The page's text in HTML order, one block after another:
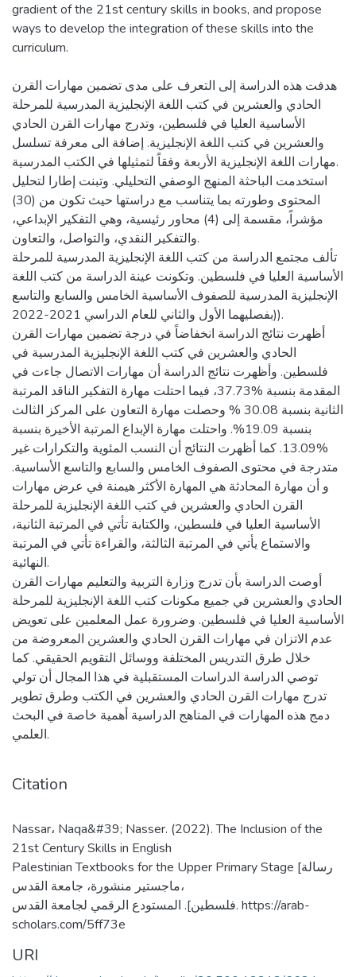
gradient of the 21st century skills in books, and propose
ways to develop the integration of these skills into the
curriculum.
هدفت هذه الدراسة إلى التعرف على مدى تضمين مهارات القرن
الحادي والعشرين في كتب اللغة الإنجليزية المدرسية للمرحلة
الأساسية العليا في فلسطين، وتدرج مهارات القرن الحادي
والعشرين في كتب اللغة الإنجليزية. إضافة الى معرفة تسلسل
مهارات اللغة الإنجليزية الأربعة وفقاً لتمثيلها في الكتب المدرسية.
استخدمت الباحثة المنهج الوصفي التحليلي. وتبنت إطارا لتحليل
المحتوى وطورته بما يتناسب مع دراستها حيث تكون من (30)
مؤشراً، مقسمة إلى (4) محاور رئيسية، وهي التفكير الإبداعي،
والتفكير النقدي، والتواصل، والتعاون.
تألف مجتمع الدراسة من كتب اللغة الإنجليزية المدرسية للمرحلة
الأساسية العليا في فلسطين. وتكونت عينة الدراسة من كتب اللغة
الإنجليزية المدرسية للصفوف الأساسية الخامس والسابع والتاسع
بفصليهما الأول والثاني للعام الدراسي 2021-2022)).
أظهرت نتائج الدراسة انخفاضاً في درجة تضمين مهارات القرن
الحادي والعشرين في كتب اللغة الإنجليزية المدرسية في
فلسطين. وأظهرت نتائج الدراسة أن مهارات الاتصال جاءت في
المقدمة بنسبة %37.73، فيما احتلت مهارة التفكير الناقد المرتبة
الثانية بنسبة 30.08 % وحصلت مهارة التعاون على المركز الثالث
بنسبة 19.09%. واحتلت مهارة الإبداع المرتبة الأخيرة بنسبة
%13.09. كما أظهرت النتائج أن النسب المئوية والتكرارات غير
متدرجة في محتوى الصفوف الخامس والسابع والتاسع الأساسية.
و أن مهارة المحادثة هي المهارة الأكثر هيمنة في عرض مهارات
القرن الحادي والعشرين في كتب اللغة الإنجليزية للمرحلة
الأساسية العليا في فلسطين، والكتابة تأتي في المرتبة الثانية،
والاستماع يأتي في المرتبة الثالثة، والقراءة تأتي في المرتبة
النهائية.
أوصت الدراسة بأن تدرج وزارة التربية والتعليم مهارات القرن
الحادي والعشرين في جميع مكونات كتب اللغة الإنجليزية للمرحلة
الأساسية العليا في فلسطين. وضرورة عمل المعلمين على تعويض
عدم الاتزان في مهارات القرن الحادي والعشرين المعروضة من
خلال طرق التدريس المختلفة ووسائل التقويم الحقيقي. كما
توصي الدراسة الدراسات المستقبلية في هذا المجال أن تولي
تدرج مهارات القرن الحادي والعشرين في الكتب وطرق تطوير
دمج هذه المهارات في المناهج الدراسية أهمية خاصة في البحث
العلمي.
Citation
Nassar، Naqa&#39; Nasser. (2022). The Inclusion of the
21st Century Skills in English
Palestinian Textbooks for the Upper Primary Stage [رسالة
ماجستير منشورة، جامعة القدس،
فلسطين]. المستودع الرقمي لجامعة القدس. https://arab-
scholars.com/5ff73e
URI